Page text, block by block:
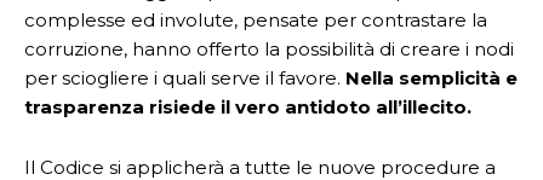
complesse ed involute, pensate per contrastare la
corruzione, hanno offerto la possibilità di creare i nodi
per sciogliere i quali serve il favore. Nella semplicità e
trasparenza risiede il vero antidoto all’illecito.
Il Codice si applicherà a tutte le nuove procedure a